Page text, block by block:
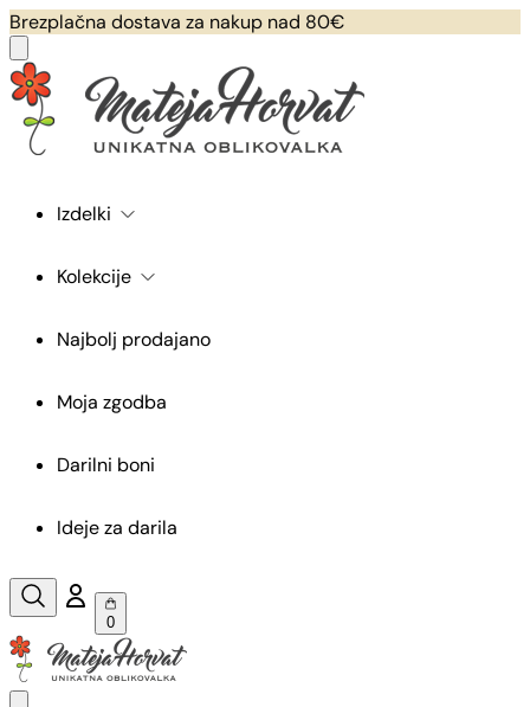
Brezplačna dostava za nakup nad 80€
Izdelki
Kolekcije
Najbolj prodajano
Moja zgodba
Darilni boni
Ideje za darila
0